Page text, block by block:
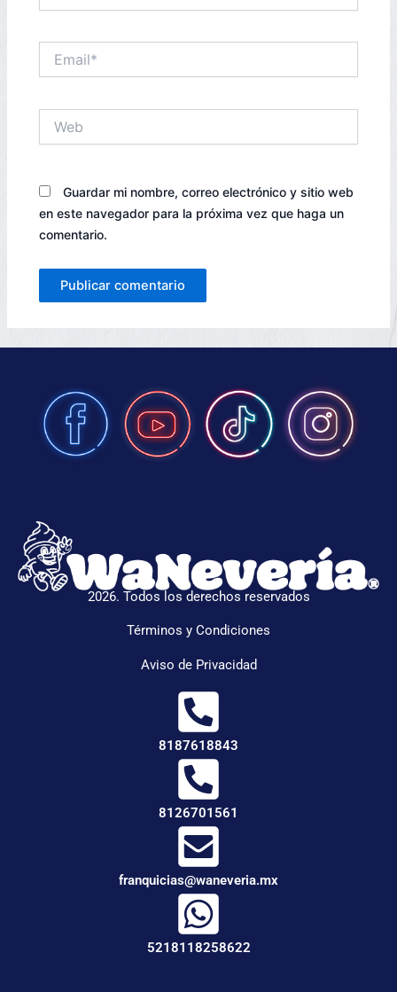
Guardar mi nombre, correo electrónico y sitio web
en este navegador para la próxima vez que haga un
comentario.
2026. Todos los derechos reservados
Términos y Condiciones
Aviso de Privacidad
8187618843
8126701561
franquicias@waneveria.mx
5218118258622